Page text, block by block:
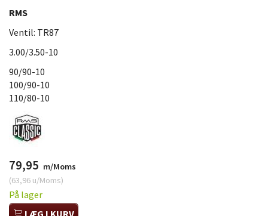
RMS
Ventil: TR87
3.00/3.50-10
90/90-10
100/90-10
110/80-10
79,95 m/Moms
(63,96 u/Moms)
På lager